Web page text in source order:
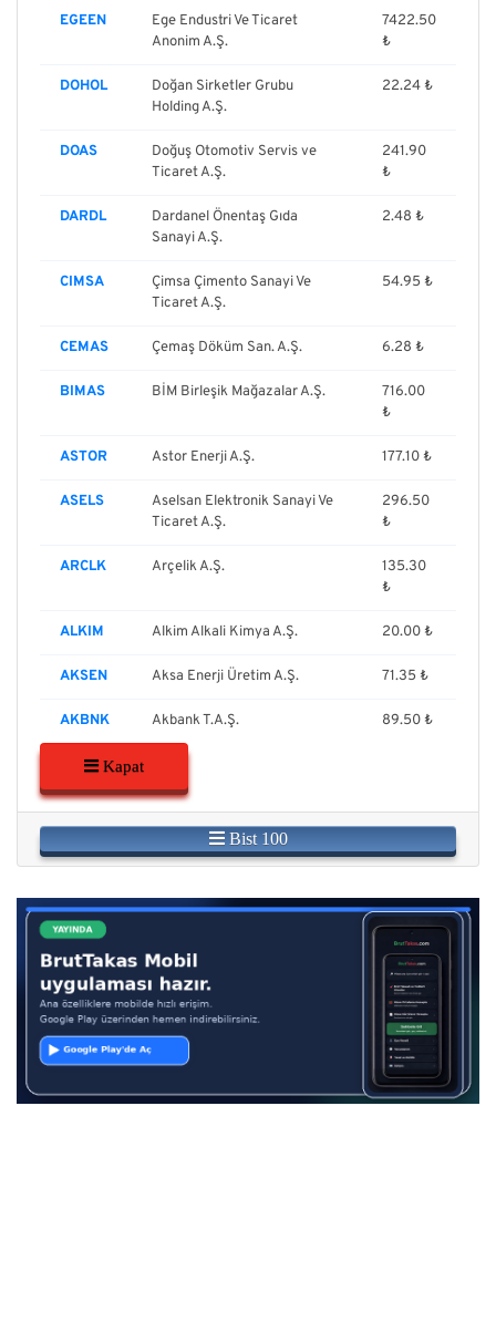
EGEEN
Ege Endustri Ve Ticaret
Anonim A.Ş.
7422.50
₺
DOHOL
Doğan Sirketler Grubu
Holding A.Ş.
22.24 ₺
DOAS
Doğuş Otomotiv Servis ve
Ticaret A.Ş.
241.90
₺
DARDL
Dardanel Önentaş Gıda
Sanayi A.Ş.
2.48 ₺
CIMSA
Çimsa Çimento Sanayi Ve
Ticaret A.Ş.
54.95 ₺
CEMAS Çemaş Döküm San. A.Ş. 6.28 ₺
BIMAS BİM Birleşik Mağazalar A.Ş.
716.00
₺
ASTOR Astor Enerji A.Ş. 177.10 ₺
ASELS
Aselsan Elektronik Sanayi Ve
Ticaret A.Ş.
296.50
₺
ARCLK Arçelik A.Ş.
135.30
₺
ALKIM Alkim Alkali Kimya A.Ş. 20.00 ₺
AKSEN Aksa Enerji Üretim A.Ş. 71.35 ₺
AKBNK Akbank T.A.Ş. 89.50 ₺
Kapat
Bist 100